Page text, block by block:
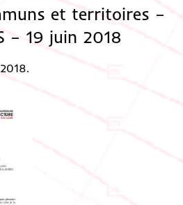
et territoires –
– 19 juin 2018